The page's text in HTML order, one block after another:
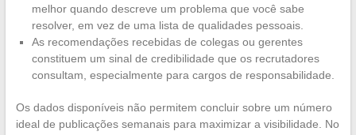
melhor quando descreve um problema que você sabe
resolver, em vez de uma lista de qualidades pessoais.
As recomendações recebidas de colegas ou gerentes
constituem um sinal de credibilidade que os recrutadores
consultam, especialmente para cargos de responsabilidade.
Os dados disponíveis não permitem concluir sobre um número
ideal de publicações semanais para maximizar a visibilidade. No